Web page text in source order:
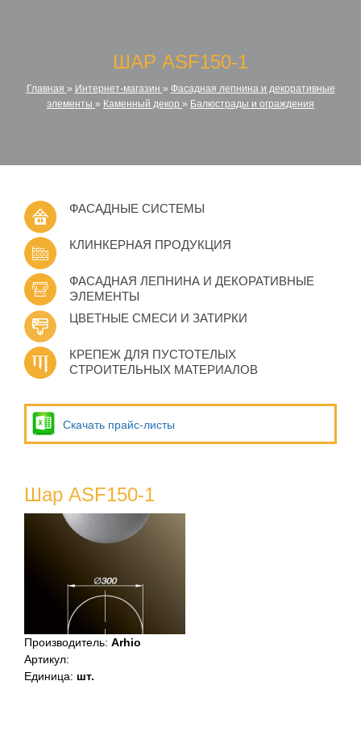
ШАР ASF150-1
Главная » Интернет-магазин » Фасадная лепнина и декоративные
элементы » Каменный декор » Балюстрады и ограждения
ФАСАДНЫЕ СИСТЕМЫ
КЛИНКЕРНАЯ ПРОДУКЦИЯ
ФАСАДНАЯ ЛЕПНИНА И ДЕКОРАТИВНЫЕ
ЭЛЕМЕНТЫ
ЦВЕТНЫЕ СМЕСИ И ЗАТИРКИ
КРЕПЕЖ ДЛЯ ПУСТОТЕЛЫХ
СТРОИТЕЛЬНЫХ МАТЕРИАЛОВ
Скачать прайс-листы
Шар ASF150-1
Производитель: Arhio
Артикул:
Единица: шт.